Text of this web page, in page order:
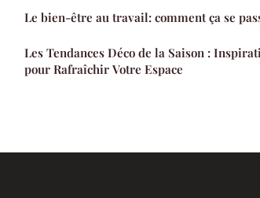
Le bien-être au travail: comment ça se
Les Tendances Déco de la Saison :
pour Rafraîchir Votre Espace